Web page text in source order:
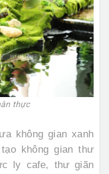
thực
không gian xanh
không gian thư
ly cafe, thư giãn